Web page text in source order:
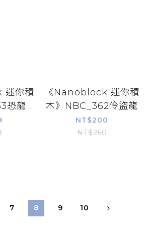
迷你積
恐龍...
《Nanoblock 迷你積
木》NBC_362伶盜龍
NT$200
NT$250
7 8 9 10